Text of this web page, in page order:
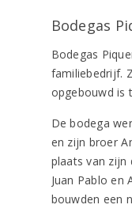
Bodegas
Bodegas
familiebedrijf.
opgebouwd is
De bodega
en zijn broer
plaats van zijn
Juan Pablo
bouwden een